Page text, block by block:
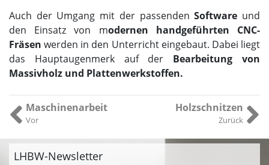
Auch der Umgang mit der passendenSoftware und
den Einsatz von modernen handgeführten CNC-
Fräsen werden in den Unterricht eingebaut. Dabei liegt
das Hauptaugenmerk auf der Bearbeitung von
Massivholz und Plattenwerkstoffen.
Maschinenarbeit
Vor
Holzschnitzen
Zurück
LHBW-Newsletter